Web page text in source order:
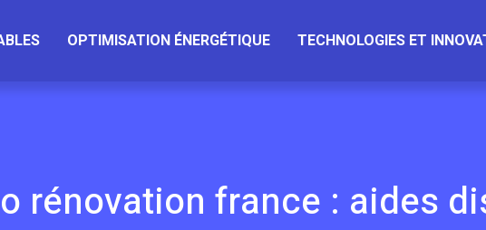
OPTIMISATION ÉNERGÉTIQUE TECHNOLOGIES ET
rénovation france : aides